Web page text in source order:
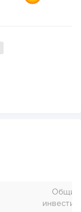
Общие